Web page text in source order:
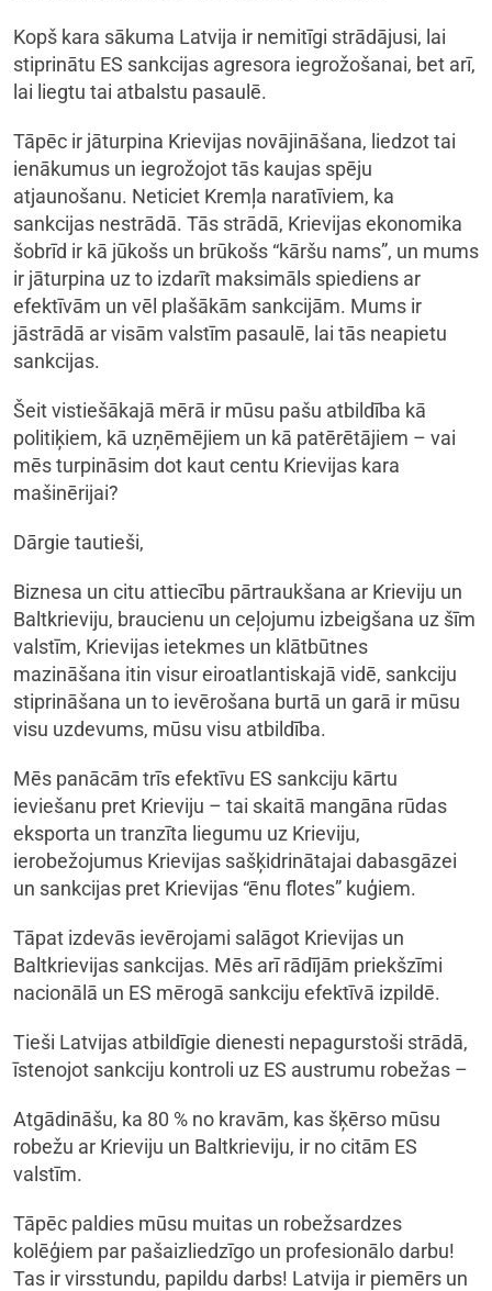
Kopš kara sākuma Latvija ir nemitīgi strādājusi, lai
stiprinātu ES sankcijas agresora iegrožošanai, bet arī,
lai liegtu tai atbalstu pasaulē.
Tāpēc ir jāturpina Krievijas novājināšana, liedzot tai
ienākumus un iegrožojot tās kaujas spēju
atjaunošanu. Neticiet Kremļa naratīviem, ka
sankcijas nestrādā. Tās strādā, Krievijas ekonomika
šobrīd ir kā jūkošs un brūkošs “kāršu nams”, un mums
ir jāturpina uz to izdarīt maksimāls spiediens ar
efektīvām un vēl plašākām sankcijām. Mums ir
jāstrādā ar visām valstīm pasaulē, lai tās neapietu
sankcijas.
Šeit vistiešākajā mērā ir mūsu pašu atbildība kā
politiķiem, kā uzņēmējiem un kā patērētājiem – vai
mēs turpināsim dot kaut centu Krievijas kara
mašinērijai?
Dārgie tautieši,
Biznesa un citu attiecību pārtraukšana ar Krieviju un
Baltkrieviju, braucienu un ceļojumu izbeigšana uz šīm
valstīm, Krievijas ietekmes un klātbūtnes
mazināšana itin visur eiroatlantiskajā vidē, sankciju
stiprināšana un to ievērošana burtā un garā ir mūsu
visu uzdevums, mūsu visu atbildība.
Mēs panācām trīs efektīvu ES sankciju kārtu
ieviešanu pret Krieviju – tai skaitā mangāna rūdas
eksporta un tranzīta liegumu uz Krieviju,
ierobežojumus Krievijas sašķidrinātajai dabasgāzei
un sankcijas pret Krievijas “ēnu flotes” kuģiem.
Tāpat izdevās ievērojami salāgot Krievijas un
Baltkrievijas sankcijas. Mēs arī rādījām priekšzīmi
nacionālā un ES mērogā sankciju efektīvā izpildē.
Tieši Latvijas atbildīgie dienesti nepagurstoši strādā,
īstenojot sankciju kontroli uz ES austrumu robežas –
Atgādināšu, ka 80 % no kravām, kas šķērso mūsu
robežu ar Krieviju un Baltkrieviju, ir no citām ES
valstīm.
Tāpēc paldies mūsu muitas un robežsardzes
kolēģiem par pašaizliedzīgo un profesionālo darbu!
Tas ir virsstundu, papildu darbs! Latvija ir piemērs un